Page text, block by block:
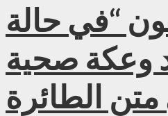
“في حالة
وعكة صحية
الطائرة